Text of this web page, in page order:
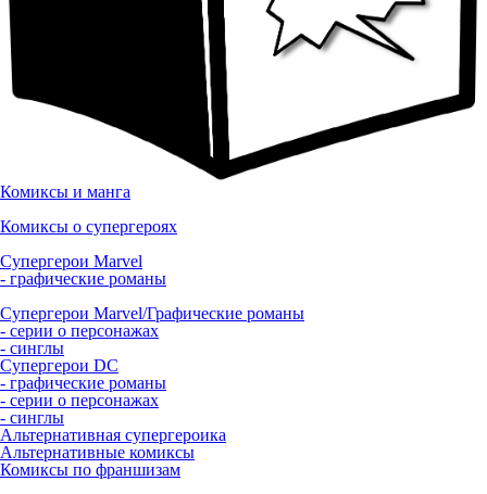
Комиксы и манга
Комиксы о супергероях
Супергерои Marvel
- графические романы
Супергерои Marvel/Графические романы
- серии о персонажах
- синглы
Супергерои DC
- графические романы
- серии о персонажах
- синглы
Альтернативная супергероика
Альтернативные комиксы
Комиксы по франшизам